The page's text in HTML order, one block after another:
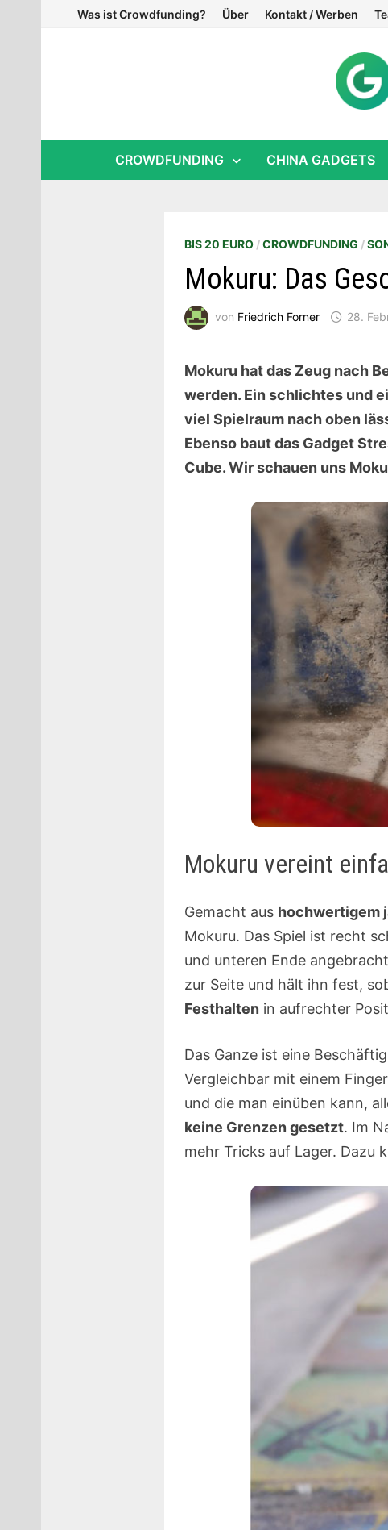
Was ist Crowdfunding? Über Kontakt / Werben
CROWDFUNDING CHINA GADGETS
BIS 20 EURO/CROWDFUNDING /
Mokuru: Das
von Friedrich Forner 28.
Mokuru hat das Zeug nach
werden. Ein schlichtes und
viel Spielraum nach oben
Ebenso baut das Gadget
Cube. Wir schauen uns
Mokuru vereint
Gemacht aus hochwertigem
Mokuru. Das Spiel ist recht
und unteren Ende
zur Seite und hält ihn fest,
Festhalten in aufrechter
Das Ganze ist eine
Vergleichbar mit einem
und die man einüben kann,
keine Grenzen gesetzt. Im
mehr Tricks auf Lager. Dazu